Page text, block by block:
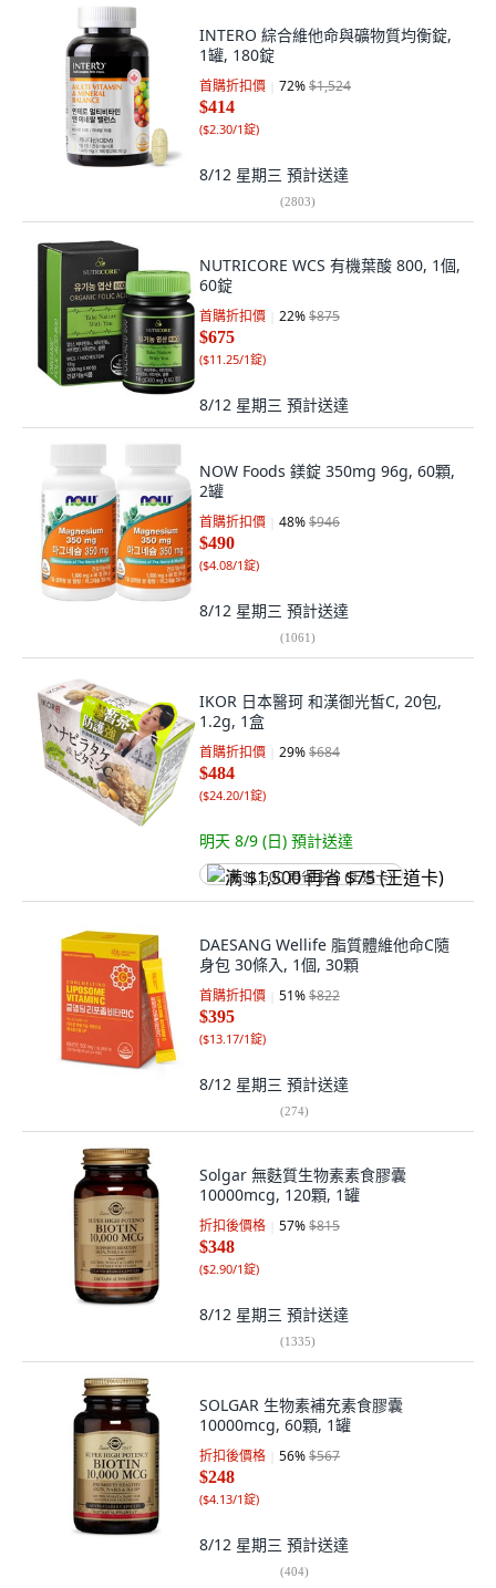
INTERO 綜合維他命與礦物質均衡錠,
1罐, 180錠
首購折扣價 72%$1,524
$414
($2.30/1錠)
8/12 星期三 預計送達
(2803)
NUTRICORE WCS 有機葉酸 800, 1個,
60錠
首購折扣價 22%$875
$675
($11.25/1錠)
8/12 星期三 預計送達
NOW Foods 鎂錠 350mg 96g, 60顆,
2罐
首購折扣價 48%$946
$490
($4.08/1錠)
8/12 星期三 預計送達
(1061)
IKOR 日本醫珂 和漢御光皙C, 20包,
1.2g, 1盒
首購折扣價 29%$684
$484
($24.20/1錠)
明天 8/9 (日) 預計送達
满 $1,500 再省 $75 (王道卡)
DAESANG Wellife 脂質體維他命C隨
身包 30條入, 1個, 30顆
首購折扣價 51%$822
$395
($13.17/1錠)
8/12 星期三 預計送達
(274)
Solgar 無麩質生物素素食膠囊
10000mcg, 120顆, 1罐
折扣後價格 57%$815
$348
($2.90/1錠)
8/12 星期三 預計送達
(1335)
SOLGAR 生物素補充素食膠囊
10000mcg, 60顆, 1罐
折扣後價格 56%$567
$248
($4.13/1錠)
8/12 星期三 預計送達
(404)